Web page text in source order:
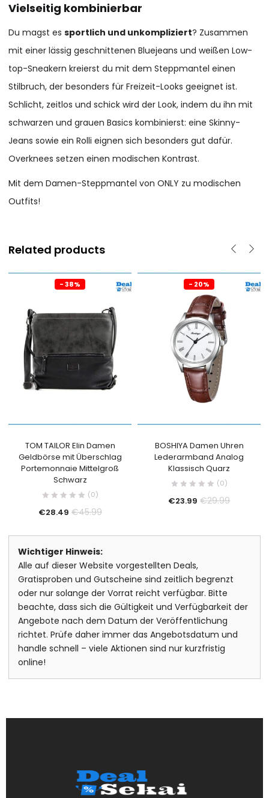
Vielseitig kombinierbar
Du magst essportlich und unkompliziert? Zusammen
mit einer lässig geschnittenen Bluejeans und weißen Low-
top-Sneakern kreierst du mit dem Steppmantel einen
Stilbruch, der besonders für Freizeit-Looks geeignet ist.
Schlicht, zeitlos und schick wird der Look, indem du ihn mit
schwarzen und grauen Basics kombinierst: eine Skinny-
Jeans sowie ein Rolli eignen sich besonders gut dafür.
Overknees setzen einen modischen Kontrast.
Mit dem Damen-Steppmantel von ONLY zu modischen
Outfits!
Related products
- 38%
TOM TAILOR Elin Damen
Geldbörse mit Überschlag
Portemonnaie Mittelgroß
Schwarz
(0)
€28.49 €45.99
- 20%
BOSHIYA Damen Uhren
Lederarmband Analog
Klassisch Quarz
(0)
€23.99 €29.99
Wichtiger Hinweis:
Alle auf dieser Website vorgestellten Deals,
Gratisproben und Gutscheine sind zeitlich begrenzt
oder nur solange der Vorrat reicht verfügbar. Bitte
beachte, dass sich die Gültigkeit und Verfügbarkeit der
Angebote nach dem Datum der Veröffentlichung
richtet. Prüfe daher immer das Angebotsdatum und
handle schnell – viele Aktionen sind nur kurzfristig
online!